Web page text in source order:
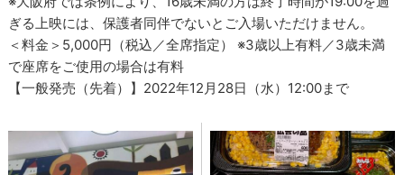
ぎる上映には、保護者同伴でないとご入場いただけません。
＜料金＞5,000円（税込／全席指定） ※3歳以上有料／3歳未満
で座席をご使用の場合は有料
【一般発売（先着）】2022年12月28日（水）12:00まで